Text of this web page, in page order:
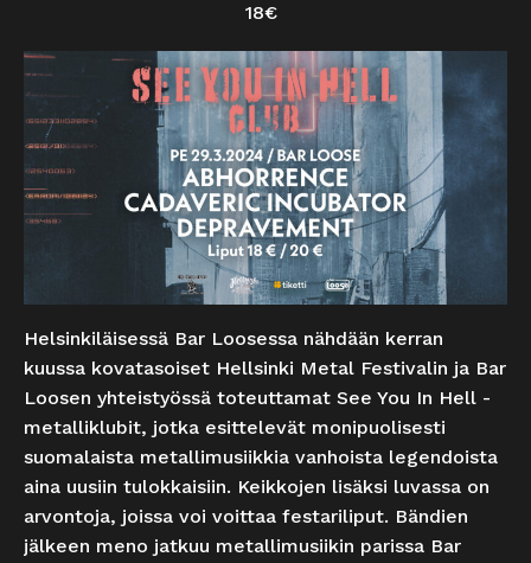
18€
Helsinkiläisessä Bar Loosessa nähdään kerran
kuussa kovatasoiset Hellsinki Metal Festivalin ja Bar
Loosen yhteistyössä toteuttamat See You In Hell -
metalliklubit, jotka esittelevät monipuolisesti
suomalaista metallimusiikkia vanhoista legendoista
aina uusiin tulokkaisiin. Keikkojen lisäksi luvassa on
arvontoja, joissa voi voittaa festariliput. Bändien
jälkeen meno jatkuu metallimusiikin parissa Bar